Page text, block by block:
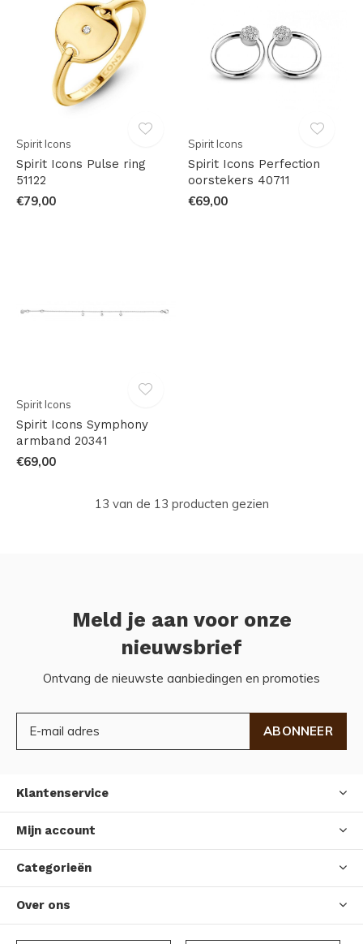
Spirit Icons
Spirit Icons Pulse ring
51122
€79,00
Spirit Icons
Spirit Icons Perfection
oorstekers 40711
€69,00
Spirit Icons
Spirit Icons Symphony
armband 20341
€69,00
13 van de 13 producten gezien
Meld je aan voor onze
nieuwsbrief
Ontvang de nieuwste aanbiedingen en promoties
ABONNEER
Klantenservice
Mijn account
Categorieën
Over ons